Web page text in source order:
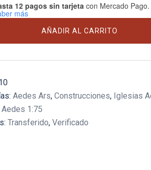
12 pagos sin tarjetacon Mercado Pago.
más
AÑADIR AL CARRITO
Aedes Ars, Construcciones, Iglesias
1:75
Transferido, Verificado